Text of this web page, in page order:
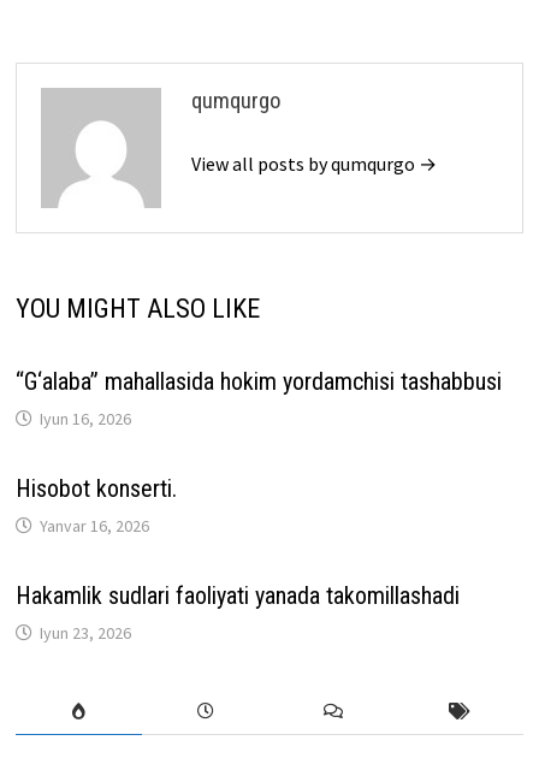
qumqurgo
View all posts by qumqurgo →
YOU MIGHT ALSO LIKE
“G‘alaba” mahallasida hokim yordamchisi tashabbusi
Iyun 16, 2026
Hisobot konserti.
Yanvar 16, 2026
Hakamlik sudlari faoliyati yanada takomillashadi
Iyun 23, 2026